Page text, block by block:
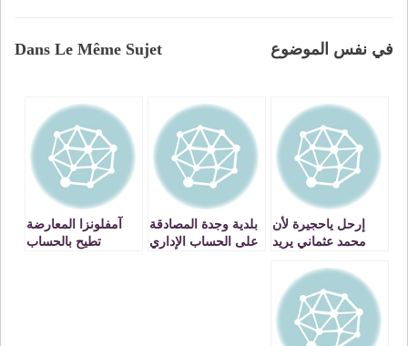
Dans Le Même Sujet في نفس الموضوع
إرحل ياحجيرة لأن
محمد عثماني يريد
إسقاط ساعة وجدة
بلدية وجدة المصادقة
على الحساب الإداري
آمفلونزا المعارضة
تطيح بالحساب